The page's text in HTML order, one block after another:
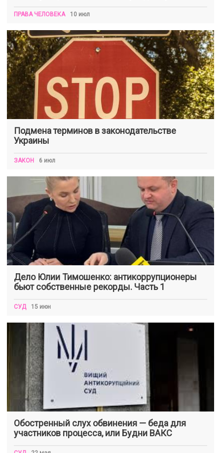
ПРАВА ЧЕЛОВЕКА 10 июл
Подмена терминов в законодательстве
Украины
ЗАКОН 6 июл
Дело Юлии Тимошенко: антикоррупционеры
бьют собственные рекорды. Часть 1
СУД 15 июн
Обостренный слух обвинения — беда для
участников процесса, или Будни ВАКС